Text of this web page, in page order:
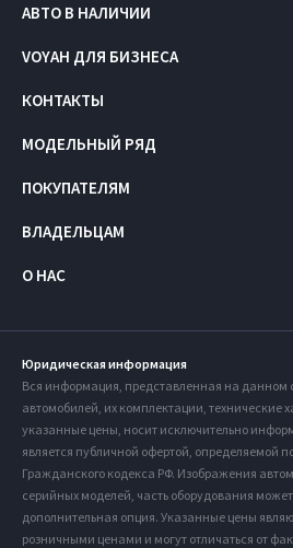
АВТО В НАЛИЧИИ
VOYAH ДЛЯ БИЗНЕСА
КОНТАКТЫ
МОДЕЛЬНЫЙ РЯД
ПОКУПАТЕЛЯМ
ВЛАДЕЛЬЦАМ
О НАС
Юридическая информация
Вся информация, представленная на данном
автомобилей, их комплектации, технические
указанные цены, носит исключительно
является публичной офертой, определяемой
Гражданского кодекса РФ. Изображения
серийных моделей, часть оборудования
дополнительная опция. Указанные цены
розничными ценами и могут отличаться от